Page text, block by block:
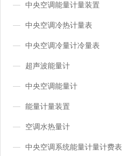
中央空调能量计量装置
中央空调冷热计量表
中央空调冷量计冷量表
超声波能量计
中央空调能量计
能量计量装置
空调水热量计
中央空调系统能量计量计费表